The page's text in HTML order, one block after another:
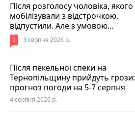
Після розголосу чоловіка, якого
мобілізували з відстрочкою,
відпустили. Але з умовою…
9 3 серпня 2026 р.
Після пекельної спеки на
Тернопільщину прийдуть грози:
прогноз погоди на 5-7 серпня
4 серпня 2026 р.